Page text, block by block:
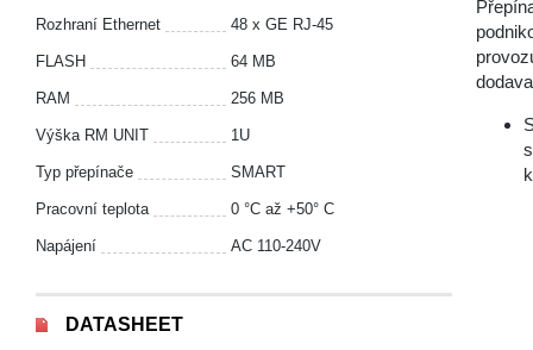
Rozhraní Ethernet 48 x GE RJ-45
FLASH 64 MB
RAM 256 MB
Výška RM UNIT 1U
Typ přepínače SMART
Pracovní teplota 0 °C až +50° C
Napájení AC 110-240V
DATASHEET